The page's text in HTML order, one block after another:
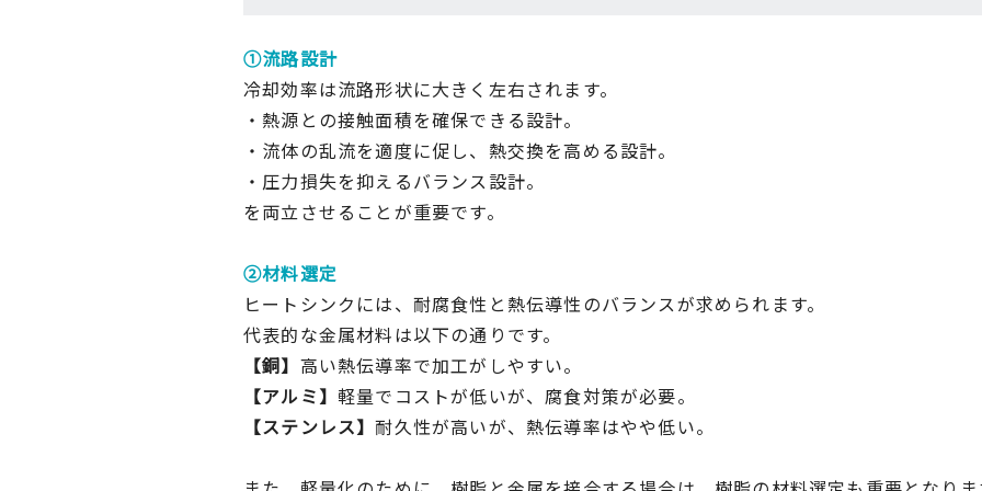
①流路設計
冷却効率は流路形状に大きく左右されます。
・熱源との接触面積を確保できる設計。
・流体の乱流を適度に促し、熱交換を高める設計。
・圧力損失を抑えるバランス設計。
を両立させることが重要です。
②材料選定
ヒートシンクには、耐腐食性と熱伝導性のバランスが求められます。
代表的な金属材料は以下の通りです。
【銅】 高い熱伝導率で加工がしやすい。
【アルミ】 軽量でコストが低いが、腐食対策が必要。
【ステンレス】耐久性が高いが、熱伝導率はやや低い。